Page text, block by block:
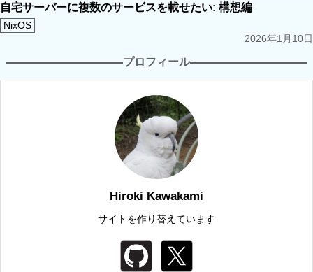
自宅サーバーに複数のサービスを載せたい: 構想編
NixOS
2026年1月10日
プロフィール
Hiroki Kawakami
サイトを作り替えています